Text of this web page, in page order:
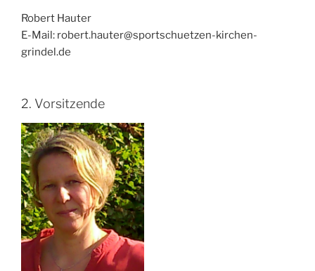
Robert Hauter
E-Mail: robert.hauter@sportschuetzen-kirchen-
grindel.de
2. Vorsitzende